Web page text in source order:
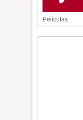
Películas